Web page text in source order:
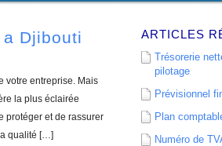
Djibouti
votre entreprise. Mais
la plus éclairée
protéger et de rassurer
qualité […]
ARTICLES
Trésorerie
pilotage
Prévisionnel
Plan
Numéro de